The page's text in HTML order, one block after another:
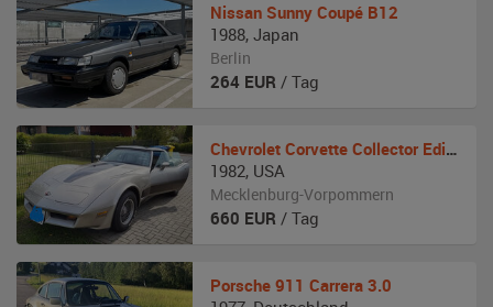
Nissan Sunny Coupé B12
1988, Japan
Berlin
264 EUR / Tag
Chevrolet Corvette Collector Edition
1982, USA
Mecklenburg-Vorpommern
660 EUR / Tag
Porsche 911 Carrera 3.0